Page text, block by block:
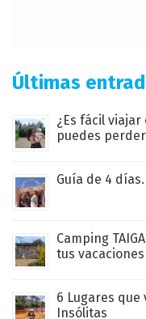
Últimas
¿Es fácil
puedes
Guía de 4
Camping
tus vacaciones
6 Lugares que
Insólitas